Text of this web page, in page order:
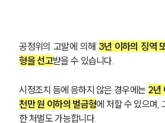
공정위의 고발에 의해 3년 이하의 징역
형을 선고받을 수 있습니다.
시정조치 등에 응하지 않은 경우에는 2년
천만 원 이하의 벌금형에 처할 수 있으며,
한 처벌도 가능합니다.